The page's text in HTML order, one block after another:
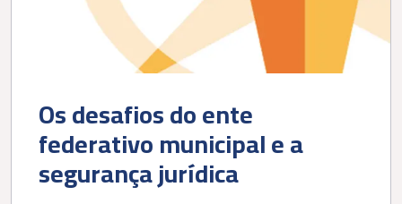
Os desafios do ente
federativo municipal e a
segurança jurídica